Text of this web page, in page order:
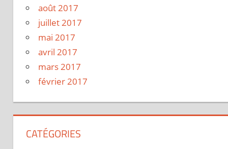
août 2017
juillet 2017
mai 2017
avril 2017
mars 2017
février 2017
CATÉGORIES